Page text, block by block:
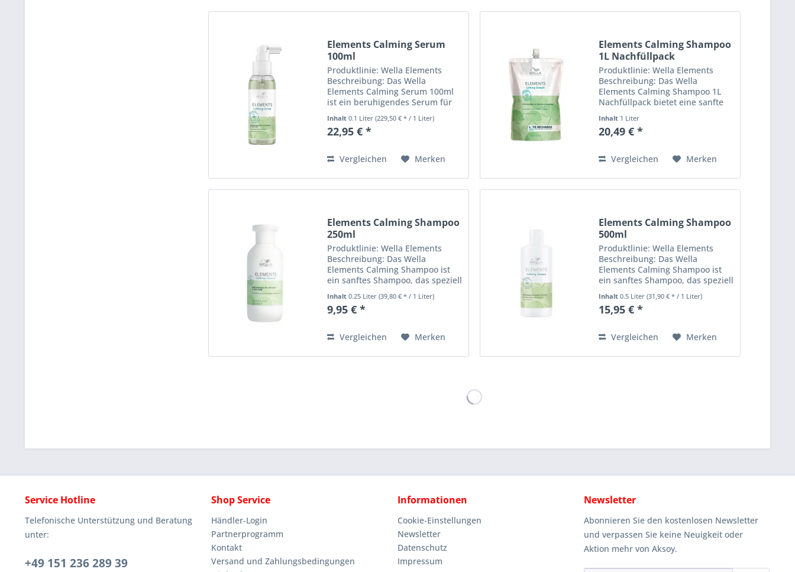
Elements Calming Serum
100ml
Produktlinie: Wella Elements
Beschreibung: Das Wella
Elements Calming Serum 100ml
ist ein beruhigendes Serum für
speziellen Formel hilft es, die
Kopfhaut zu entspannen und zu
Inhalt0.1 Liter(229,50 € * / 1 Liter)
22,95 € *
Vergleichen Merken
Elements Calming Shampoo
1L Nachfüllpack
Produktlinie: Wella Elements
Beschreibung: Das Wella
Elements Calming Shampoo 1L
Nachfüllpack bietet eine sanfte
Kopfhaut. Mit seiner sulfatfreien
Formel beruhigt es die Kopfhaut
Inhalt 1 Liter
20,49 € *
Vergleichen Merken
Elements Calming Shampoo
250ml
Produktlinie: Wella Elements
Beschreibung: Das Wella
Elements Calming Shampoo ist
ein sanftes Shampoo, das speziell
für empfindliche Kopfhaut
entwickelt wurde. Es reinigt das
Haar sanft und beruhigt die
Feuchtigkeit...
Inhalt0.25 Liter(39,80 € * / 1 Liter)
9,95 € *
Vergleichen Merken
Elements Calming Shampoo
500ml
Produktlinie: Wella Elements
Beschreibung: Das Wella
Elements Calming Shampoo ist
ein sanftes Shampoo, das speziell
für empfindliche Kopfhaut
entwickelt wurde. Es reinigt das
Haar sanft und beruhigt die
Feuchtigkeit...
Inhalt0.5 Liter(31,90 € * / 1 Liter)
15,95 € *
Vergleichen Merken
Service Hotline
Telefonische Unterstützung und Beratung
unter:
+49 151 236 289 39
Shop Service
Händler-Login
Partnerprogramm
Kontakt
Versand und Zahlungsbedingungen
Informationen
Cookie-Einstellungen
Newsletter
Datenschutz
Impressum
Newsletter
Abonnieren Sie den kostenlosen Newsletter
und verpassen Sie keine Neuigkeit oder
Aktion mehr von Aksoy.